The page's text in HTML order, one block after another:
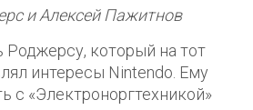
и Алексей Пажитнов
Роджерсу, который на тот
интересы Nintendo. Ему
с «Электроноргтехникой»